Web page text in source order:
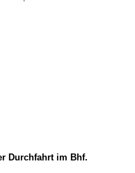
Durchfahrt im Bhf.